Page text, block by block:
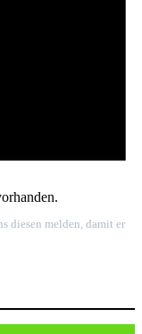
diesen melden, damit er